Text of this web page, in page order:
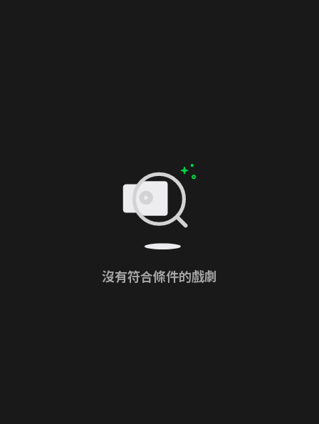
沒有符合條件的戲劇